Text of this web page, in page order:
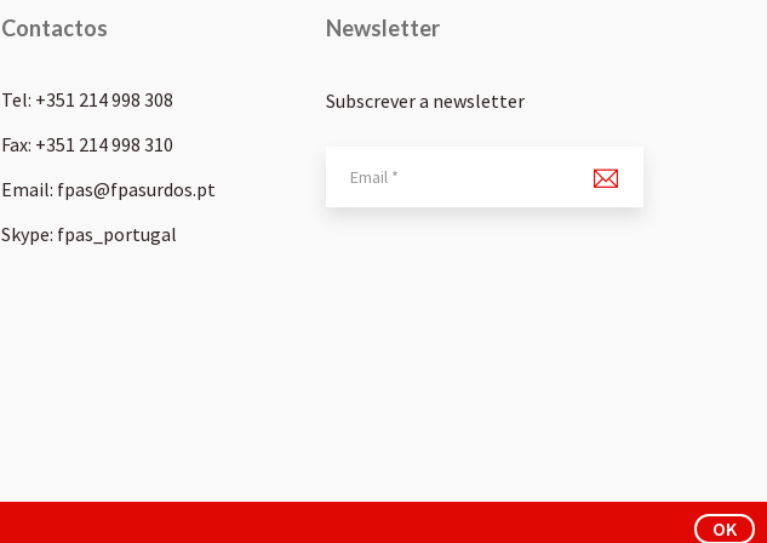
OK
Contactos
Tel: +351 214 998 308
Fax: +351 214 998 310
Email: fpas@fpasurdos.pt
Skype: fpas_portugal
Newsletter
Subscrever a newsletter